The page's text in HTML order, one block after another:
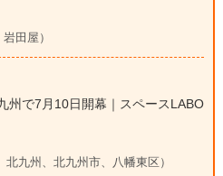
田屋）
州で7月10日開幕｜スペースLABO
九州、北九州市、八幡東区）